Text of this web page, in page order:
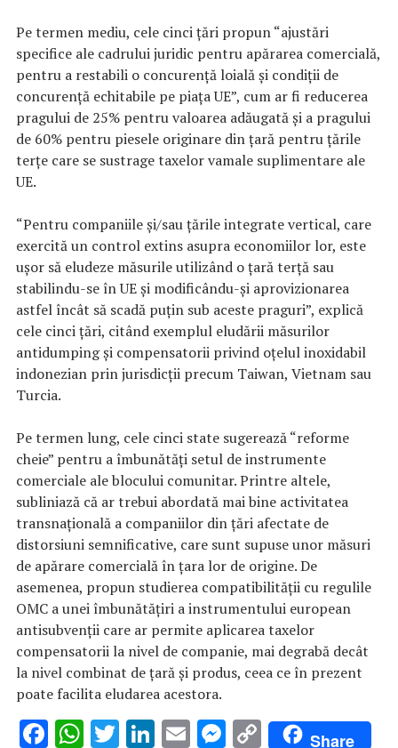
Pe termen mediu, cele cinci ţări propun “ajustări
specifice ale cadrului juridic pentru apărarea comercială,
pentru a restabili o concurenţă loială şi condiţii de
concurenţă echitabile pe piaţa UE”, cum ar fi reducerea
pragului de 25% pentru valoarea adăugată şi a pragului
de 60% pentru piesele originare din ţară pentru ţările
terţe care se sustrage taxelor vamale suplimentare ale
UE.
“Pentru companiile şi/sau ţările integrate vertical, care
exercită un control extins asupra economiilor lor, este
uşor să eludeze măsurile utilizând o ţară terţă sau
stabilindu-se în UE şi modificându-şi aprovizionarea
astfel încât să scadă puţin sub aceste praguri”, explică
cele cinci ţări, citând exemplul eludării măsurilor
antidumping şi compensatorii privind oţelul inoxidabil
indonezian prin jurisdicţii precum Taiwan, Vietnam sau
Turcia.
Pe termen lung, cele cinci state sugerează “reforme
cheie” pentru a îmbunătăţi setul de instrumente
comerciale ale blocului comunitar. Printre altele,
subliniază că ar trebui abordată mai bine activitatea
transnaţională a companiilor din ţări afectate de
distorsiuni semnificative, care sunt supuse unor măsuri
de apărare comercială în ţara lor de origine. De
asemenea, propun studierea compatibilităţii cu regulile
OMC a unei îmbunătăţiri a instrumentului european
antisubvenţii care ar permite aplicarea taxelor
compensatorii la nivel de companie, mai degrabă decât
la nivel combinat de ţară şi produs, ceea ce în prezent
poate facilita eludarea acestora.
F W T Li E M C Share